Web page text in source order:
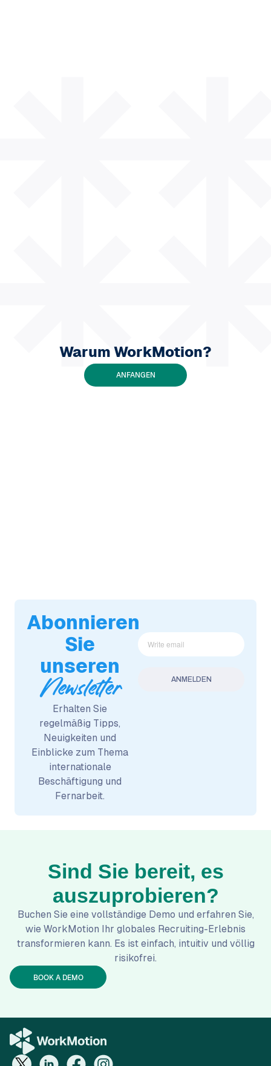
Warum WorkMotion?
ANFANGEN
Abonnieren
Sie
unseren
Newsletter
Erhalten Sie
regelmäßig Tipps,
Neuigkeiten und
Einblicke zum Thema
internationale
Beschäftigung und
Fernarbeit.
Sind Sie bereit, es
auszuprobieren?
Buchen Sie eine vollständige Demo und erfahren Sie,
wie WorkMotion Ihr globales Recruiting-Erlebnis
transformieren kann. Es ist einfach, intuitiv und völlig
risikofrei.
BOOK A DEMO